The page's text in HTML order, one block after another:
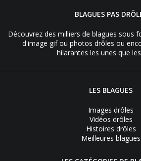
BLAGUES PAS
Découvrez des milliers de blagues sous
d'image gif ou photos drôles ou
hilarantes les unes que
LES BLAGUES
Images drôles
Vidéos drôles
Histoires drôles
Meilleures blagues